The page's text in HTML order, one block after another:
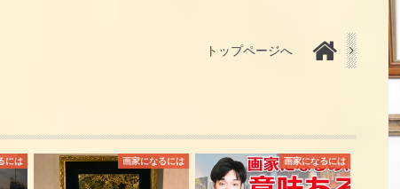
トップページへ
には 画家になるには 画家になるには